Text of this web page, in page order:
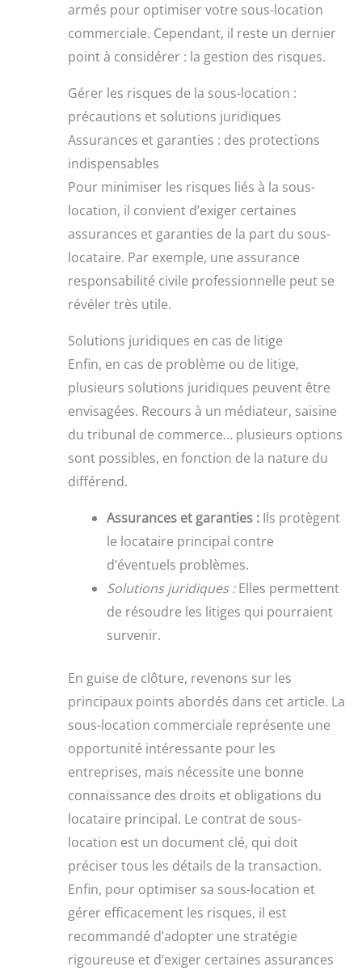
armés pour optimiser votre sous-location
commerciale. Cependant, il reste un dernier
point à considérer : la gestion des risques.
Gérer les risques de la sous-location :
précautions et solutions juridiques
Assurances et garanties : des protections
indispensables
Pour minimiser les risques liés à la sous-
location, il convient d’exiger certaines
assurances et garanties de la part du sous-
locataire. Par exemple, une assurance
responsabilité civile professionnelle peut se
révéler très utile.
Solutions juridiques en cas de litige
Enfin, en cas de problème ou de litige,
plusieurs solutions juridiques peuvent être
envisagées. Recours à un médiateur, saisine
du tribunal de commerce… plusieurs options
sont possibles, en fonction de la nature du
différend.
Assurances et garanties : Ils protègent
le locataire principal contre
d’éventuels problèmes.
Solutions juridiques :Elles permettent
de résoudre les litiges qui pourraient
survenir.
En guise de clôture, revenons sur les
principaux points abordés dans cet article. La
sous-location commerciale représente une
opportunité intéressante pour les
entreprises, mais nécessite une bonne
connaissance des droits et obligations du
locataire principal. Le contrat de sous-
location est un document clé, qui doit
préciser tous les détails de la transaction.
Enfin, pour optimiser sa sous-location et
gérer efficacement les risques, il est
recommandé d’adopter une stratégie
rigoureuse et d’exiger certaines assurances